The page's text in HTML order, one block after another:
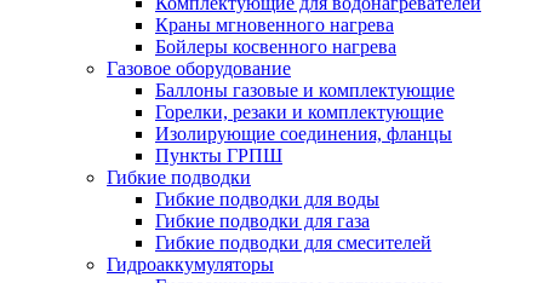
Краны мгновенного нагрева
Бойлеры косвенного нагрева
Газовое оборудование
Баллоны газовые и комплектующие
Горелки, резаки и комплектующие
Изолирующие соединения, фланцы
Пункты ГРПШ
Гибкие подводки
Гибкие подводки для воды
Гибкие подводки для газа
Гибкие подводки для смесителей
Гидроаккумуляторы